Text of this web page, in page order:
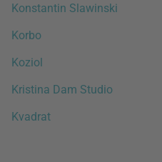
Konstantin Slawinski
Korbo
Koziol
Kristina Dam Studio
Kvadrat